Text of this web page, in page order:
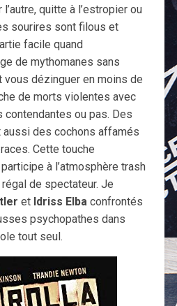
quitte à l’estropier ou
sourires sont filous et
facile quand
de mythomanes sans
vous dézinguer en moins de
de morts violentes avec
contendantes ou pas. Des
des cochons affamés
Cette touche
à l’atmosphère trash
de spectateur. Je
et Idriss Elba confrontés
psychopathes dans
tout seul.